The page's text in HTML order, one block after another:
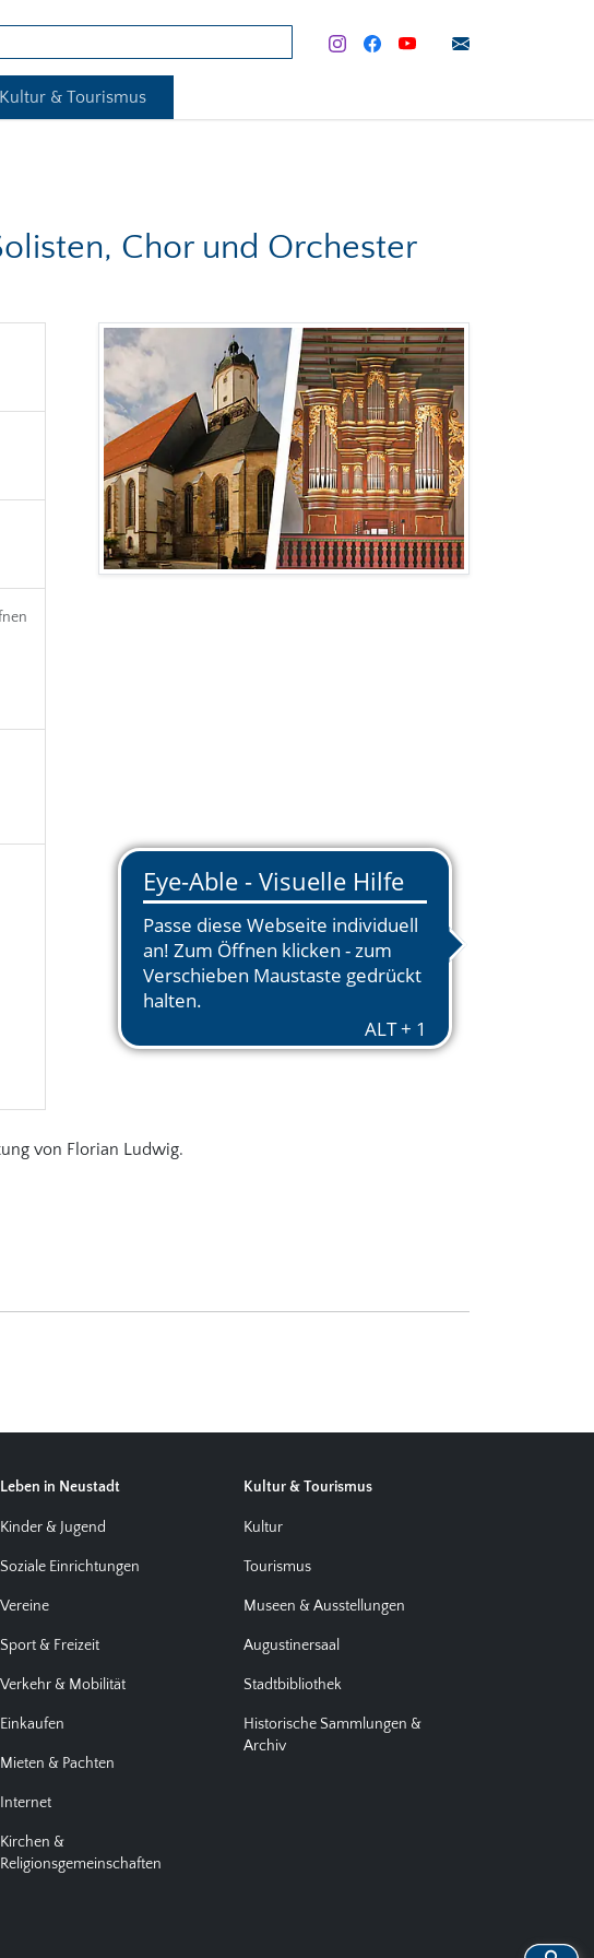
Kultur & Tourismus
Chor und Orchester
von Florian Ludwig.
Leben in Neustadt
Kinder & Jugend
Soziale Einrichtungen
Vereine
Sport & Freizeit
Verkehr & Mobilität
Einkaufen
Mieten & Pachten
Internet
Kirchen &
Religionsgemeinschaften
Kultur & Tourismus
Kultur
Tourismus
Museen & Ausstellungen
Augustinersaal
Stadtbibliothek
Historische Sammlungen &
Archiv